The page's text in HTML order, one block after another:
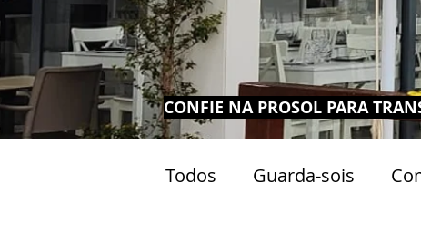
CONFIE NA PROSOL PARA
Todos Guarda-sois